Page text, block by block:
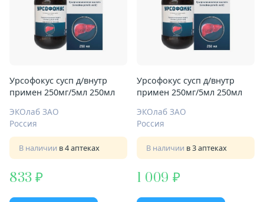
Урсофокус сусп д/внутр
примен 250мг/5мл 250мл
ЭКОлаб ЗАО
Россия
В наличии в 4 аптеках
833
Урсофокус сусп д/внутр
примен 250мг/5мл 250мл
ЭКОлаб ЗАО
Россия
В наличии в 3 аптеках
1 009